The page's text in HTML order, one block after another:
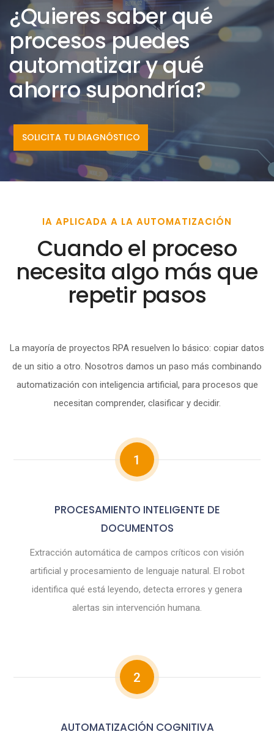
¿Quieres saber qué
procesos puedes
automatizar y qué
ahorro supondría?
SOLICITA TU DIAGNÓSTICO
IA APLICADA A LA AUTOMATIZACIÓN
Cuando el proceso
necesita algo más que
repetir pasos
La mayoría de proyectos RPA resuelven lo básico: copiar datos
de un sitio a otro. Nosotros damos un paso más combinando
automatización con inteligencia artificial, para procesos que
necesitan comprender, clasificar y decidir.
1
PROCESAMIENTO INTELIGENTE DE
DOCUMENTOS
Extracción automática de campos críticos con visión
artificial y procesamiento de lenguaje natural. El robot
identifica qué está leyendo, detecta errores y genera
alertas sin intervención humana.
2
AUTOMATIZACIÓN COGNITIVA